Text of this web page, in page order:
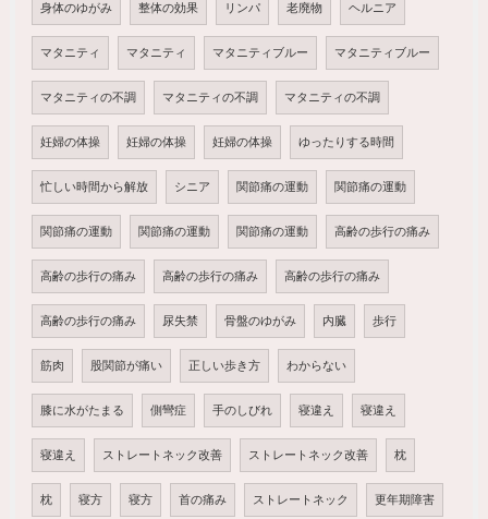
身体のゆがみ 整体の効果 リンパ 老廃物 ヘルニア
マタニティ マタニティ マタニティブルー マタニティブルー
マタニティの不調 マタニティの不調 マタニティの不調
妊婦の体操 妊婦の体操 妊婦の体操 ゆったりする時間
忙しい時間から解放 シニア 関節痛の運動 関節痛の運動
関節痛の運動 関節痛の運動 関節痛の運動 高齢の歩行の痛み
高齢の歩行の痛み 高齢の歩行の痛み 高齢の歩行の痛み
高齢の歩行の痛み 尿失禁 骨盤のゆがみ 内臓 歩行
筋肉 股関節が痛い 正しい歩き方 わからない
膝に水がたまる 側彎症 手のしびれ 寝違え 寝違え
寝違え ストレートネック改善 ストレートネック改善 枕
枕 寝方 寝方 首の痛み ストレートネック 更年期障害